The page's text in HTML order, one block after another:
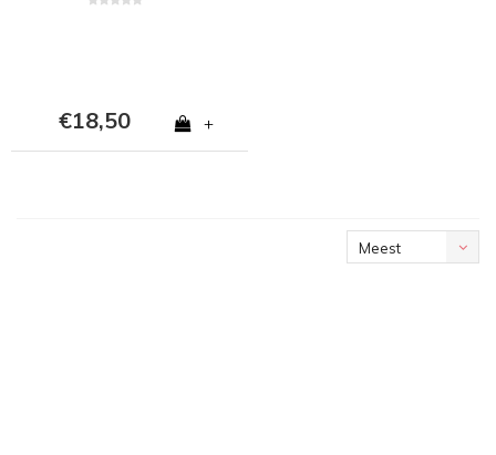
€18,50 +
Meest